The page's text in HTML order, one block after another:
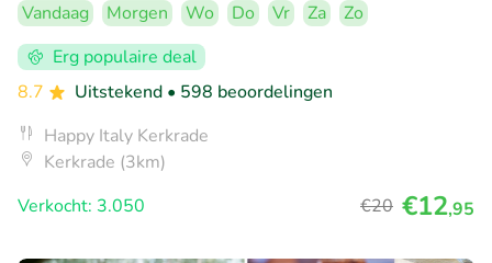
Vandaag Morgen Wo Do Vr Za
Zo
Erg populaire deal
8.7
Uitstekend • 598 beoordelingen
Happy Italy Kerkrade
Kerkrade (3km)
Verkocht: 3.050
€20 €12,95